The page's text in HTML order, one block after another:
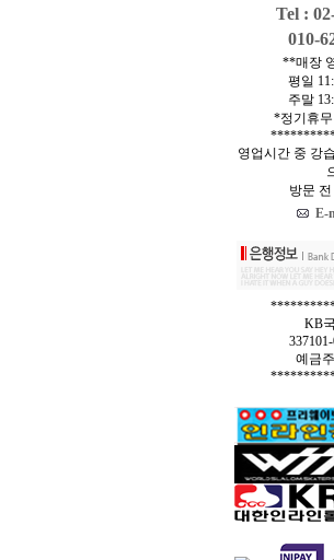
Tel :
010-
**매장
평일
주말
*정기휴
영업시간 중 강
방문
E-
KB
예금